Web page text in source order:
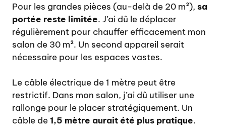
Pour les grandes pièces (au-delà de 20 m²), sa
portée reste limitée. J’ai dû le déplacer
régulièrement pour chauffer efficacement mon
salon de 30 m². Un second appareil serait
nécessaire pour les espaces vastes.
Le câble électrique de 1 mètre peut être
restrictif. Dans mon salon, j’ai dû utiliser une
rallonge pour le placer stratégiquement. Un
câble de1,5 mètre aurait été plus pratique.